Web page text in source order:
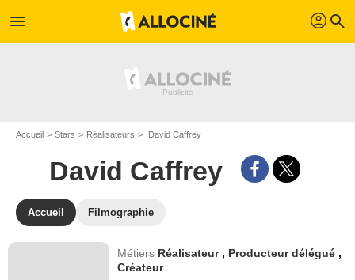
menu profil search
Accueil Stars Réalisateurs David Caffrey
David Caffrey
Accueil Filmographie
Métiers Réalisateur , Producteur délégué ,
Créateur